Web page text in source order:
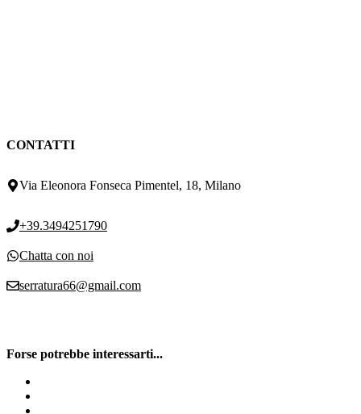
CONTATTI
Via Eleonora Fonseca Pimentel, 18, Milano
+39.3494251790
Chatta con noi
serratura66@gmail.com
Forse potrebbe interessarti...